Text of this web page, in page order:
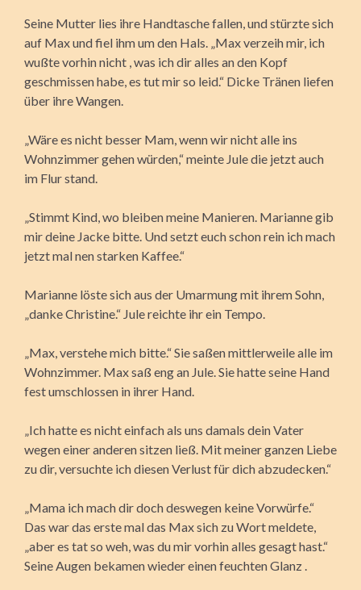
Seine Mutter lies ihre Handtasche fallen, und stürzte sich
auf Max und fiel ihm um den Hals. „Max verzeih mir, ich
wußte vorhin nicht , was ich dir alles an den Kopf
geschmissen habe, es tut mir so leid.“ Dicke Tränen liefen
über ihre Wangen.
„Wäre es nicht besser Mam, wenn wir nicht alle ins
Wohnzimmer gehen würden,“ meinte Jule die jetzt auch
im Flur stand.
„Stimmt Kind, wo bleiben meine Manieren. Marianne gib
mir deine Jacke bitte. Und setzt euch schon rein ich mach
jetzt mal nen starken Kaffee.“
Marianne löste sich aus der Umarmung mit ihrem Sohn,
„danke Christine.“ Jule reichte ihr ein Tempo.
„Max, verstehe mich bitte.“ Sie saßen mittlerweile alle im
Wohnzimmer. Max saß eng an Jule. Sie hatte seine Hand
fest umschlossen in ihrer Hand.
„Ich hatte es nicht einfach als uns damals dein Vater
wegen einer anderen sitzen ließ. Mit meiner ganzen Liebe
zu dir, versuchte ich diesen Verlust für dich abzudecken.“
„Mama ich mach dir doch deswegen keine Vorwürfe.“
Das war das erste mal das Max sich zu Wort meldete,
„aber es tat so weh, was du mir vorhin alles gesagt hast.“
Seine Augen bekamen wieder einen feuchten Glanz .